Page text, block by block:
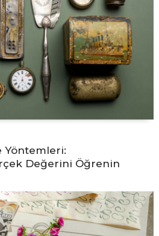
Yöntemleri:
Değerini Öğrenin